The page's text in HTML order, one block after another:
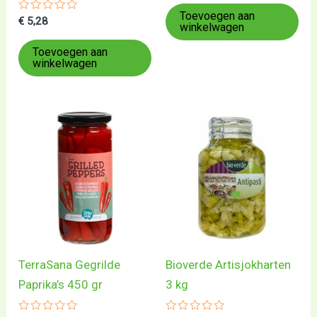
Gewaardeerd
uit
5
€ 5,28
Toevoegen aan
winkelwagen
uit
5
Toevoegen aan
winkelwagen
TerraSana Gegrilde
Paprika’s 450 gr
Bioverde Artisjokharten
3 kg